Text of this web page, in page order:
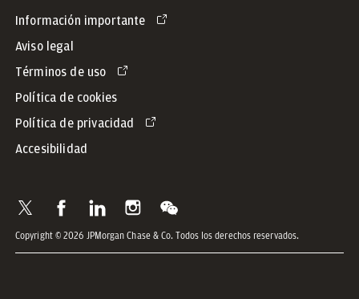
Información importante
Aviso legal
Términos de uso
Política de cookies
Política de privacidad
Accesibilidad
Copyright © 2026 JPMorgan Chase & Co. Todos los derechos reservados.